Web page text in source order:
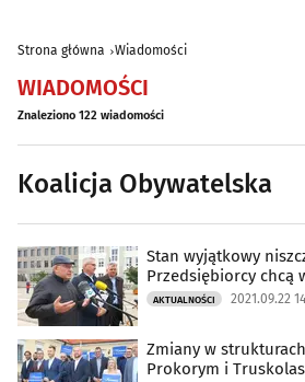
Strona główna Wiadomości
WIADOMOŚCI
Znaleziono 122 wiadomości
Koalicja Obywatelska
Stan wyjątkowy
Przedsiębiorcy chcą
AKTUALNOŚCI 2021.09.22
Zmiany w
Prokorym i